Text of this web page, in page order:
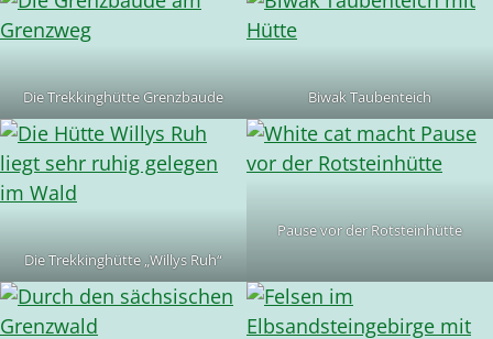
Die Trekkinghütte Grenzbaude Biwak Taubenteich
Die Trekkinghütte „Willys Ruh“
Pause vor der Rotsteinhütte